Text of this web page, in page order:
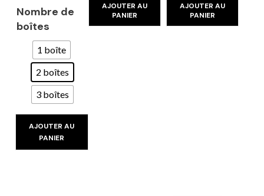
Nombre de
boîtes
1 boîte
2 boîtes
3 boîtes
AJOUTER AU
PANIER
AJOUTER AU
PANIER
AJOUTER AU
PANIER